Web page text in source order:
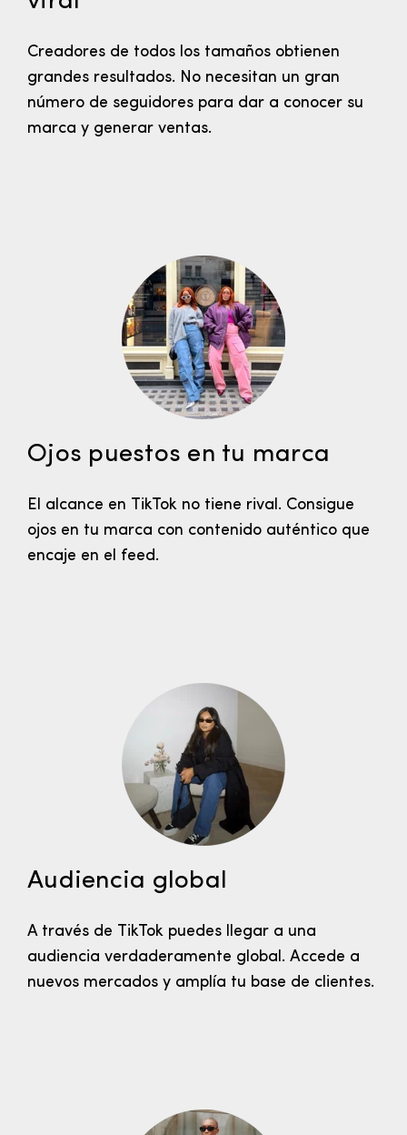
Creadores de todos los tamaños obtienen
grandes resultados. No necesitan un gran
número de seguidores para dar a conocer su
marca y generar ventas.
Ojos puestos en tu marca
El alcance en TikTok no tiene rival. Consigue
ojos en tu marca con contenido auténtico que
encaje en el feed.
Audiencia global
A través de TikTok puedes llegar a una
audiencia verdaderamente global. Accede a
nuevos mercados y amplía tu base de clientes.